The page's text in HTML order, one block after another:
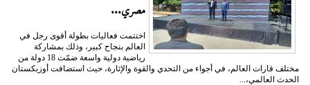
مصري...
اختتمت فعاليات بطولة أقوى رجل في
العالم بنجاح كبير، وذلك بمشاركة
رياضية دولية واسعة ضمّت 18 دولة من
مختلف قارات العالم، في أجواء من التحدي والقوة والإثارة، حيث استضافت أوزبكستان
الحدث العالمي،...